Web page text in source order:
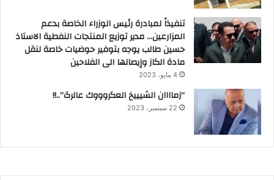
تنفيذاً لمبادرة رئيس الوزراء الخاصة بدعم
المزارعين… مدير توزيع المنتجات النفطية الاستاذ
حسين طالب يوجه بتوفير حوضيات خاصة لنقل
مادة الكاز وإيصالها الى الفلاحين
4 مايو، 2023
“زماااان الشيييخ العگروووك عالرگ”..!!
22 سبتمبر، 2023